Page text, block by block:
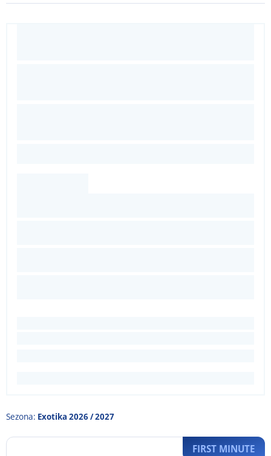
Sezona: Exotika 2026 / 2027
FIRST MINUTE